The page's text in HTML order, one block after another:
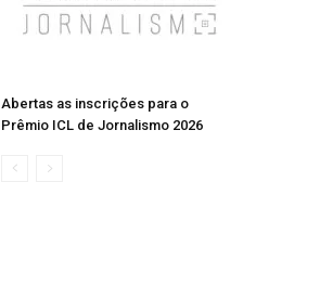
Abertas as inscrições para o
Prêmio ICL de Jornalismo 2026